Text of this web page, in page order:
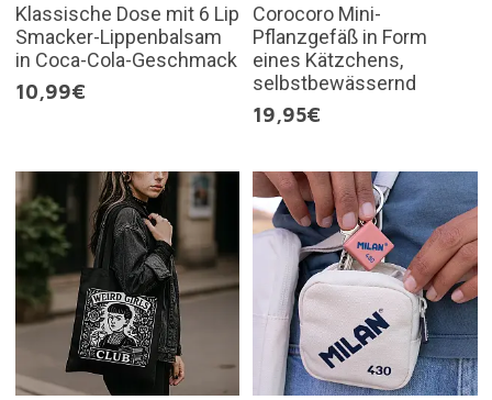
Klassische Dose mit 6 Lip
Smacker-Lippenbalsam
in Coca-Cola-Geschmack
10,99€
Corocoro Mini-
Pflanzgefäß in Form
eines Kätzchens,
selbstbewässernd
19,95€